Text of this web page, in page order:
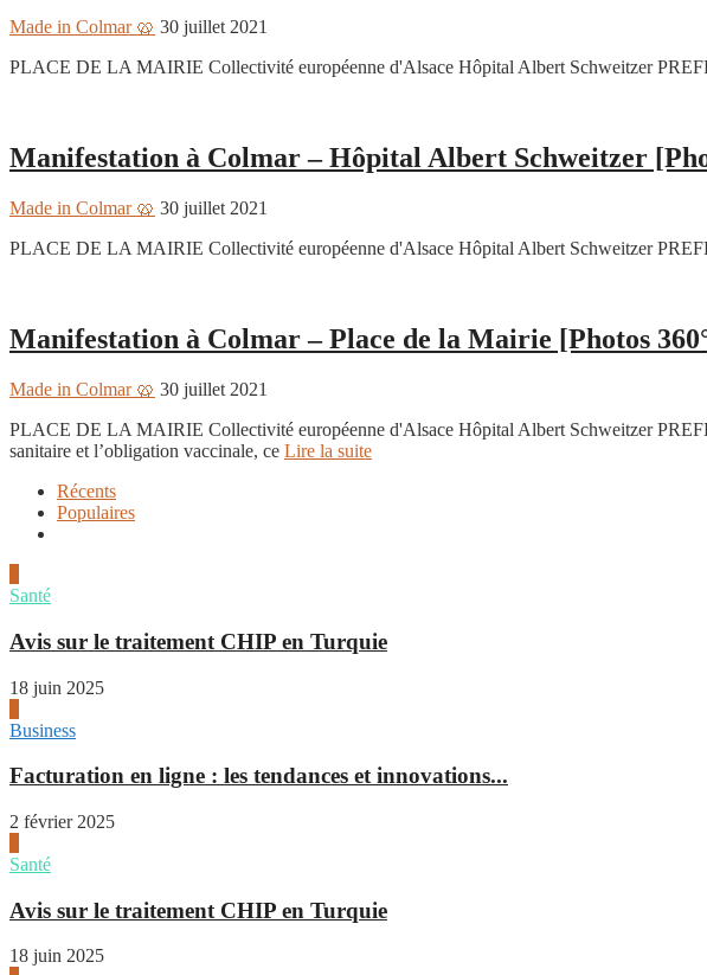
Made in Colmar 🥨 30 juillet 2021
PLACE DE LA MAIRIE Collectivité européenne d'Alsace Hôpital Albert Schweitzer
Manifestation à Colmar – Hôpital Albert Schweitzer
Made in Colmar 🥨 30 juillet 2021
PLACE DE LA MAIRIE Collectivité européenne d'Alsace Hôpital Albert Schweitzer
Manifestation à Colmar – Place de la Mairie [Photos
Made in Colmar 🥨 30 juillet 2021
PLACE DE LA MAIRIE Collectivité européenne d'Alsace Hôpital Albert Schweitzer
sanitaire et l’obligation vaccinale, ce Lire la suite
Récents
Populaires
Santé
Avis sur le traitement CHIP en Turquie
18 juin 2025
Business
Facturation en ligne : les tendances et innovations...
2 février 2025
Santé
Avis sur le traitement CHIP en Turquie
18 juin 2025